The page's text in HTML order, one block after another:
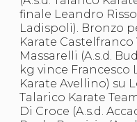
Difesa
La
finale Leandro Risso
Ladispoli). Bronzo
Karate
Massarelli (A.s.d.
kg vince Francesco
Karate Avellino) su
Talarico Karate
Di Croce (A.s.d.